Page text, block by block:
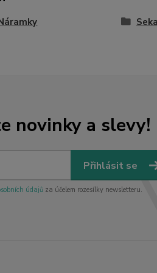
novinky a slevy!
Přihlásit se
údajůza účelem rozesílky newsletteru.